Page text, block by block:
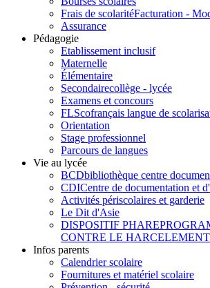
Frais de scolaritéFacturation -
Assurance
Pédagogie
Etablissement inclusif
Maternelle
Élémentaire
Secondairecollège - lycée
Examens et concours
FLScofrançais langue de
Orientation
Stage professionnel
Parcours de langues
Vie au lycée
BCDbibliothèque centre
CDICentre de documentation et
Activités périscolaires et garderie
Le Dit d'Asie
DISPOSITIF PHARE
CONTRE LE
Infos parents
Calendrier scolaire
Fournitures et matériel scolaire